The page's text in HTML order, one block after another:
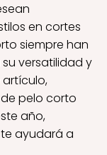
en cortes
siempre han
versatilidad y
pelo corto
año,
ayudará a